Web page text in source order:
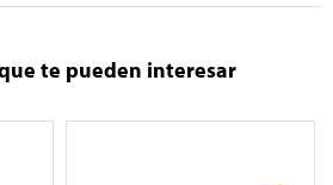
te pueden interesar